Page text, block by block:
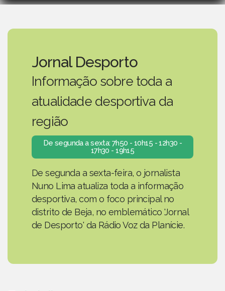
Jornal Desporto
Informação sobre toda a
atualidade desportiva da
região
De segunda a sexta: 7h50 - 10h15 - 12h30 -
17h30 - 19h15
De segunda a sexta-feira, o jornalista
Nuno Lima atualiza toda a informação
desportiva, com o foco principal no
distrito de Beja, no emblemático 'Jornal
de Desporto' da Rádio Voz da Planície.